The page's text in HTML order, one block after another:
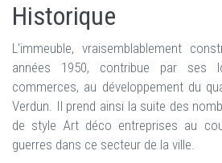
Historique
L'immeuble, vraisemblablement
années 1950, contribue par ses
commerces, au développement du
Verdun. Il prend ainsi la suite des
de style Art déco entreprises au
guerres dans ce secteur de la ville.